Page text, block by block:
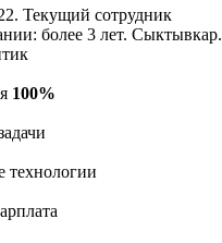
Текущий сотрудник
более 3 лет. Сыктывкар.
100%
технологии